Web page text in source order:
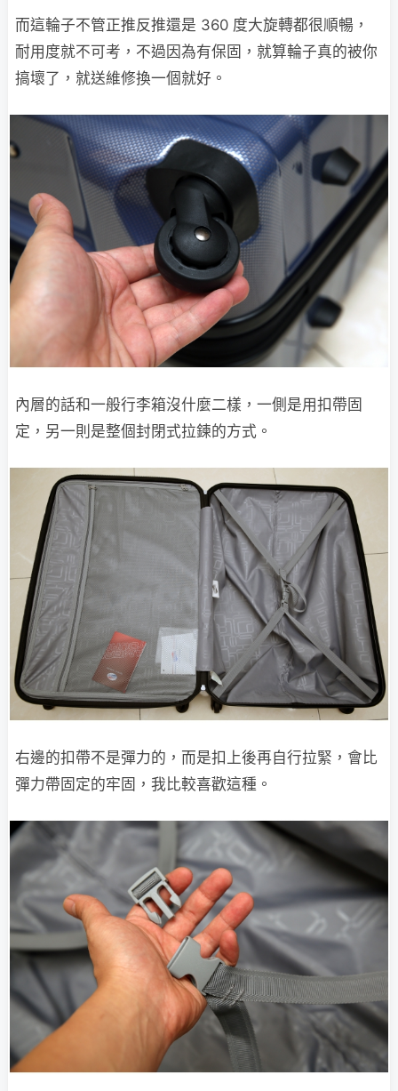
而這輪子不管正推反推還是 360 度大旋轉都很順暢，
耐用度就不可考，不過因為有保固，就算輪子真的被你
搞壞了，就送維修換一個就好。
內層的話和一般行李箱沒什麼二樣，一側是用扣帶固
定，另一則是整個封閉式拉鍊的方式。
右邊的扣帶不是彈力的，而是扣上後再自行拉緊，會比
彈力帶固定的牢固，我比較喜歡這種。